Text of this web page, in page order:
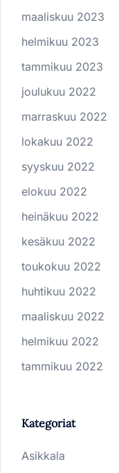
maaliskuu 2023
helmikuu 2023
tammikuu 2023
joulukuu 2022
marraskuu 2022
lokakuu 2022
syyskuu 2022
elokuu 2022
heinäkuu 2022
kesäkuu 2022
toukokuu 2022
huhtikuu 2022
maaliskuu 2022
helmikuu 2022
tammikuu 2022
Kategoriat
Asikkala